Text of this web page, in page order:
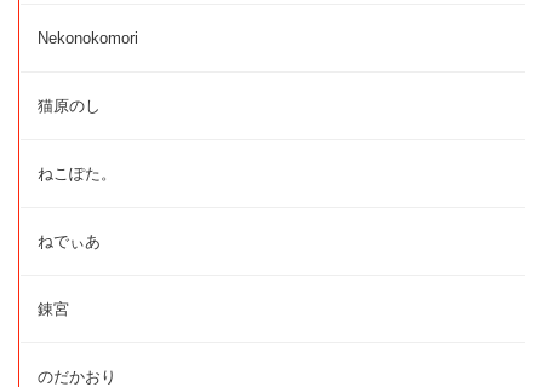
Nekonokomori
猫原のし
ねこぽた。
ねでぃあ
錬宮
のだかおり